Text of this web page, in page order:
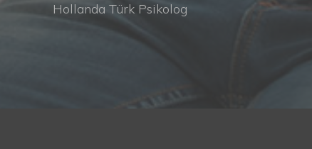
Hollanda Türk Psikolog